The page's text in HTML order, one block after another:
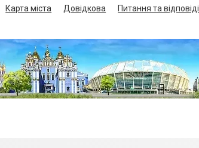
Карта міста Довідкова Питання та відповіді